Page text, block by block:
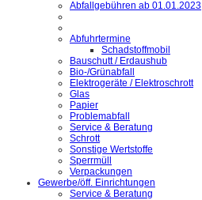
Abfallgebühren ab 01.01.2023
Abfuhrtermine
Schadstoffmobil
Bauschutt / Erdaushub
Bio-/Grünabfall
Elektrogeräte / Elektroschrott
Glas
Papier
Problemabfall
Service & Beratung
Schrott
Sonstige Wertstoffe
Sperrmüll
Verpackungen
Gewerbe/öff. Einrichtungen
Service & Beratung